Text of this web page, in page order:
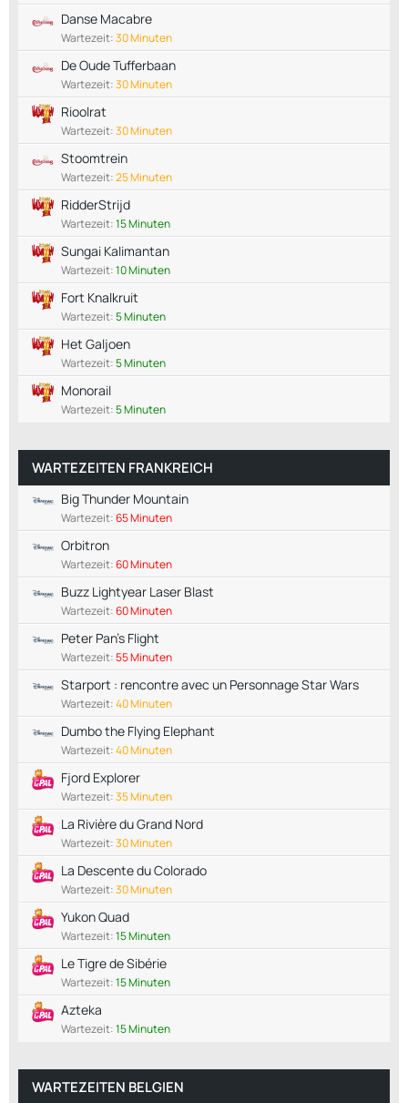
Danse Macabre
Wartezeit:30 Minuten
De Oude Tufferbaan
Wartezeit:30 Minuten
Rioolrat
Wartezeit:30 Minuten
Stoomtrein
Wartezeit:25 Minuten
RidderStrijd
Wartezeit:15 Minuten
Sungai Kalimantan
Wartezeit:10 Minuten
Fort Knalkruit
Wartezeit:5 Minuten
Het Galjoen
Wartezeit:5 Minuten
Monorail
Wartezeit:5 Minuten
WARTEZEITEN FRANKREICH
Big Thunder Mountain
Wartezeit:65 Minuten
Orbitron
Wartezeit:60 Minuten
Buzz Lightyear Laser Blast
Wartezeit:60 Minuten
Peter Pan's Flight
Wartezeit:55 Minuten
Starport : rencontre avec un Personnage Star Wars
Wartezeit:40 Minuten
Dumbo the Flying Elephant
Wartezeit:40 Minuten
Fjord Explorer
Wartezeit:35 Minuten
La Rivière du Grand Nord
Wartezeit:30 Minuten
La Descente du Colorado
Wartezeit:30 Minuten
Yukon Quad
Wartezeit:15 Minuten
Le Tigre de Sibérie
Wartezeit:15 Minuten
Azteka
Wartezeit:15 Minuten
WARTEZEITEN BELGIEN